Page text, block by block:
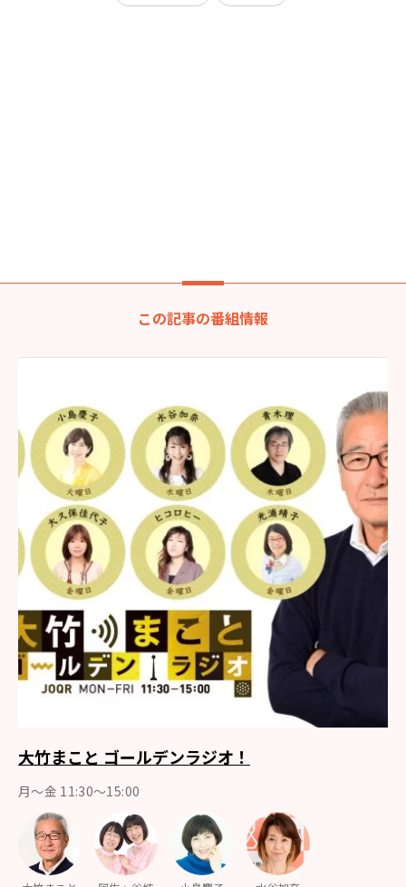
この記事の番組情報
大竹まこと ゴールデンラジオ！
月〜金 11:30～15:00